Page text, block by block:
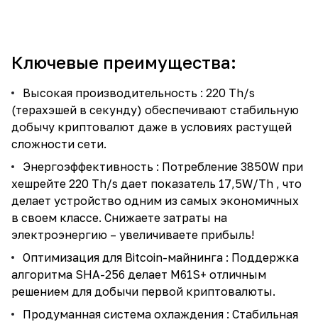
Ключевые преимущества:
Высокая производительность : 220 Th/s
(терахэшей в секунду) обеспечивают стабильную
добычу криптовалют даже в условиях растущей
сложности сети.
Энергоэффективность : Потребление 3850W при
хешрейте 220 Th/s дает показатель 17,5W/Th , что
делает устройство одним из самых экономичных
в своем классе. Снижаете затраты на
электроэнергию – увеличиваете прибыль!
Оптимизация для Bitcoin-майнинга : Поддержка
алгоритма SHA-256 делает M61S+ отличным
решением для добычи первой криптовалюты.
Продуманная система охлаждения : Стабильная